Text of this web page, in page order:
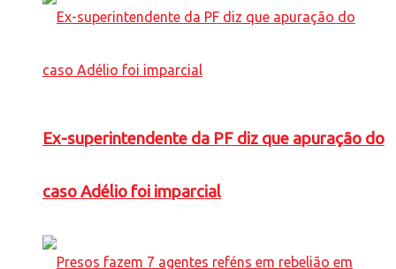
Ex-superintendente da PF diz que apuração do
caso Adélio foi imparcial